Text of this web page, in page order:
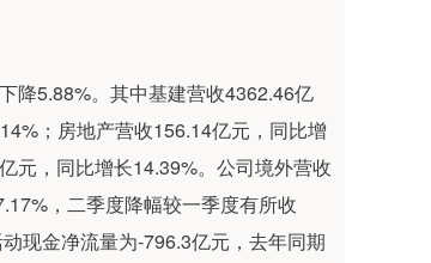
降5.88%。其中基建营收4362.46亿
；房地产营收156.14亿元，同比增
元，同比增长14.39%。公司境外营收
，二季度降幅较一季度有所收
现金净流量为-796.3亿元，去年同期